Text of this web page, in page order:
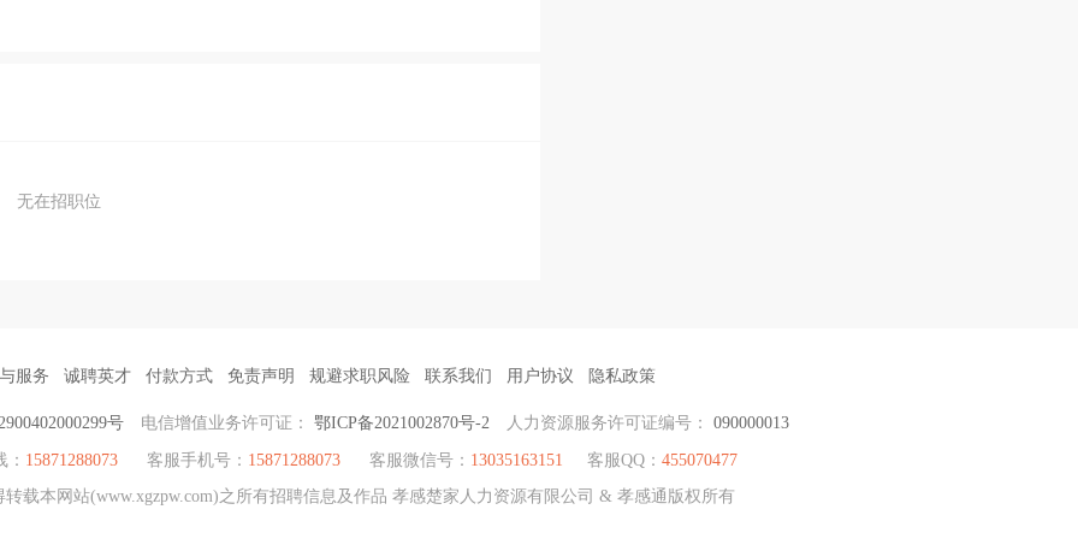
无在招职位
服务 诚聘英才 付款方式 免责声明 规避求职风险 联系我们 用户协议 隐私政策
号 电信增值业务许可证： 鄂ICP备2021002870号-2 人力资源服务许可证编号： 090000013
15871288073 客服手机号： 15871288073 客服微信号： 13035163151 客服QQ： 455070477
载本网站(www.xgzpw.com)之所有招聘信息及作品 孝感楚家人力资源有限公司 & 孝感通版权所有